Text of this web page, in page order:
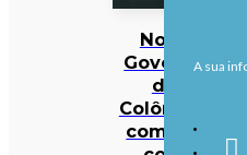
Novo
Governo
da
Colômbia
começa
A sua